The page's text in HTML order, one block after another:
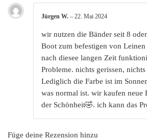
Jürgen W. – 22. Mai 2024
wir nutzen die Bänder seit 8
Boot zum befestigen von Leinen
nach diesee langen Zeit
Probleme. nichts gerissen, nichts
Lediglich die Farbe ist im
was normal ist. wir kaufen neue
der Schönheit🤣. ich kann das
Füge deine Rezension hinzu